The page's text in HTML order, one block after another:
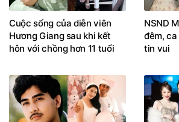
Cuộc sống của diễn viên
Hương Giang sau khi kết
hôn với chồng hơn 11 tuổi
NSND
đêm,
tin vui